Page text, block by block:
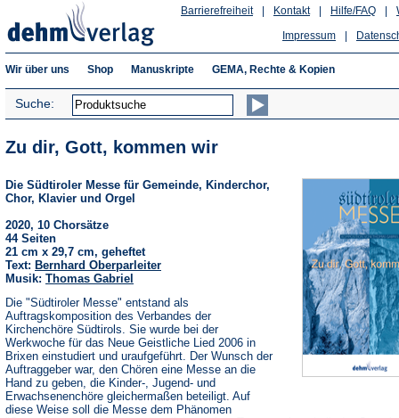
Hilfe/FAQ
Kontakt
Barrierefreiheit
Impressum
Wir über uns Shop Manuskripte GEMA, Rechte & Kopien
Suche:
Zu dir, Gott, kommen wir
Die Südtiroler Messe für Gemeinde, Kinderchor,
Chor, Klavier und Orgel
2020, 10 Chorsätze
44 Seiten
21 cm x 29,7 cm, geheftet
Text: Bernhard Oberparleiter
Musik: Thomas Gabriel
Die "Südtiroler Messe" entstand als
Auftragskomposition des Verbandes der
Kirchenchöre Südtirols. Sie wurde bei der
Werkwoche für das Neue Geistliche Lied 2006 in
Brixen einstudiert und uraufgeführt. Der Wunsch der
Auftraggeber war, den Chören eine Messe an die
Hand zu geben, die Kinder-, Jugend- und
Erwachsenenchöre gleichermaßen beteiligt. Auf
diese Weise soll die Messe dem Phänomen